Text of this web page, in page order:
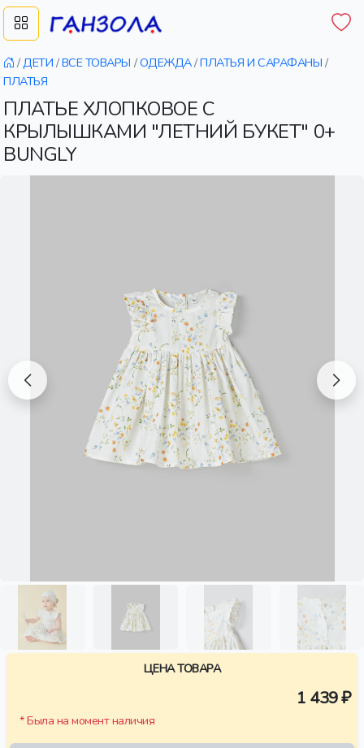
/ДЕТИ /ВСЕ ТОВАРЫ /ОДЕЖДА/ПЛАТЬЯ И САРАФАНЫ /
ПЛАТЬЯ
ПЛАТЬЕ ХЛОПКОВОЕ С
КРЫЛЫШКАМИ "ЛЕТНИЙ БУКЕТ" 0+
BUNGLY
ЦЕНА ТОВАРА
1 439 ₽
* Была на момент наличия